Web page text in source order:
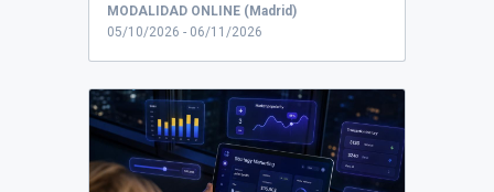
MODALIDAD ONLINE (Madrid)
05/10/2026 - 06/11/2026